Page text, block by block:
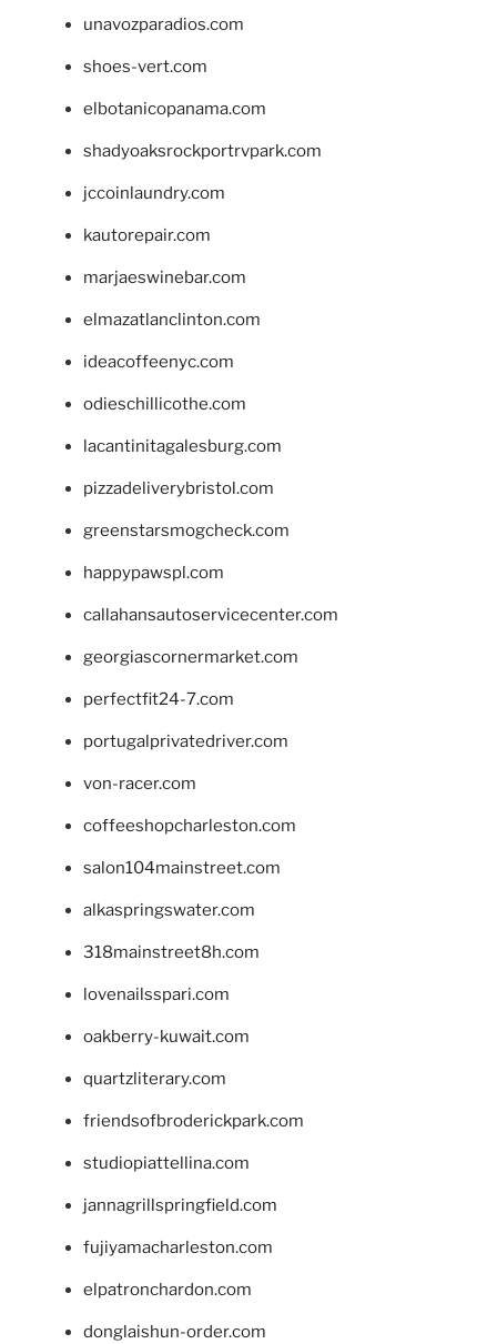
unavozparadios.com
shoes-vert.com
elbotanicopanama.com
shadyoaksrockportrvpark.com
jccoinlaundry.com
kautorepair.com
marjaeswinebar.com
elmazatlanclinton.com
ideacoffeenyc.com
odieschillicothe.com
lacantinitagalesburg.com
pizzadeliverybristol.com
greenstarsmogcheck.com
happypawspl.com
callahansautoservicecenter.com
georgiascornermarket.com
perfectfit24-7.com
portugalprivatedriver.com
von-racer.com
coffeeshopcharleston.com
salon104mainstreet.com
alkaspringswater.com
318mainstreet8h.com
lovenailsspari.com
oakberry-kuwait.com
quartzliterary.com
friendsofbroderickpark.com
studiopiattellina.com
jannagrillspringfield.com
fujiyamacharleston.com
elpatronchardon.com
donglaishun-order.com